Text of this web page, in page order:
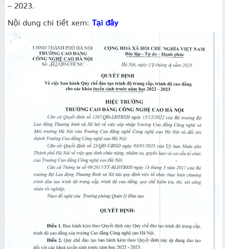
– 2023.
Nội dung chi tiết xem: Tại đây